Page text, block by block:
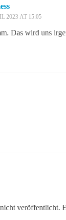
2023 AT 15:05
Das wird uns
veröffentlicht.